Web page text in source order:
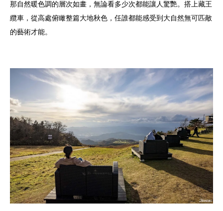
那自然暖色調的層次如畫，無論看多少次都能讓人驚艷。搭上藏王
纜車，從高處俯瞰整篇大地秋色，任誰都能感受到大自然無可匹敵
的藝術才能。